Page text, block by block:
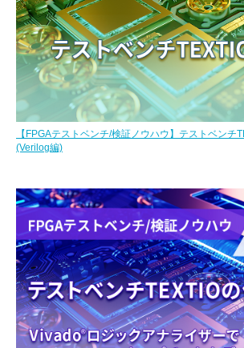
【FPGAテストベンチ/検証ノウハウ】テストベンチ
(Verilog編)